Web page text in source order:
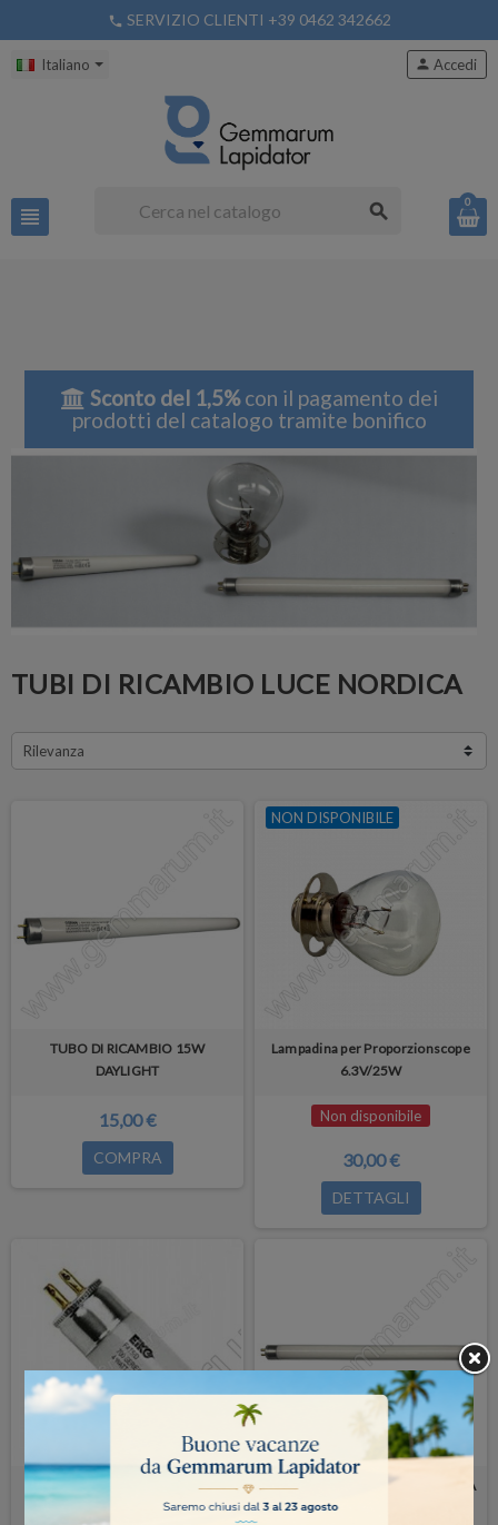
phone SERVIZIO CLIENTI +39 0462 342662
Italiano
view_headline search
person Accedi
0
Sconto del 1,5%con il pagamento dei
prodotti del catalogo tramite bonifico
TUBI DI RICAMBIO LUCE NORDICA
Rilevanza
TUBO DI RICAMBIO 15W
DAYLIGHT
15,00 €
COMPRA
NON DISPONIBILE
Lampadina per Proporzionscope
6.3V/25W
Non disponibile
30,00 €
DETTAGLI
Tubo Daylight Tubo Daylight x DIAMONDLITE GIA